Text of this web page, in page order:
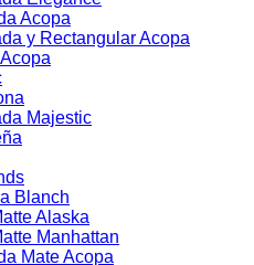
Acopa
y Rectangular Acopa
Majestic
Blanch
Alaska
Manhattan
Mate Acopa